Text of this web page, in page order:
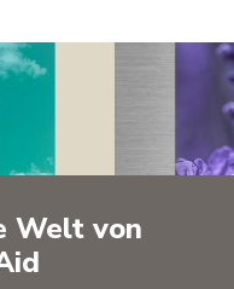
Welt von